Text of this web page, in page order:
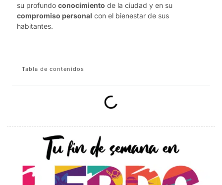
su profundo conocimiento de la ciudad y en su
compromiso personal con el bienestar de sus
habitantes.
Tabla de contenidos